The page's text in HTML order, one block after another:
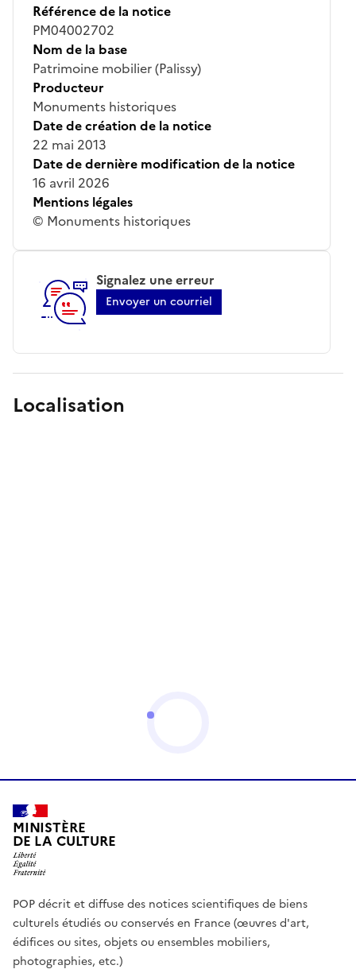
Référence de la notice
PM04002702
Nom de la base
Patrimoine mobilier (Palissy)
Producteur
Monuments historiques
Date de création de la notice
22 mai 2013
Date de dernière modification de la notice
16 avril 2026
Mentions légales
© Monuments historiques
Signalez une erreur
Envoyer un courriel
Localisation
MINISTÈRE
DE LA CULTURE
POP décrit et diffuse des notices scientifiques de biens
culturels étudiés ou conservés en France (œuvres d'art,
édifices ou sites, objets ou ensembles mobiliers,
photographies, etc.)